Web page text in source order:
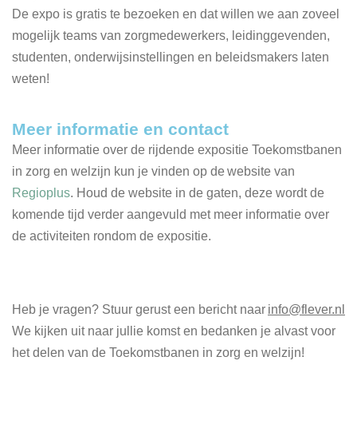
De expo is gratis te bezoeken en dat willen we aan zoveel
mogelijk teams van zorgmedewerkers, leidinggevenden,
studenten, onderwijsinstellingen en beleidsmakers laten
weten!
Meer informatie en contact
Meer informatie over de rijdende expositie Toekomstbanen
in zorg en welzijn kun je vinden op de website van
Regioplus. Houd de website in de gaten, deze wordt de
komende tijd verder aangevuld met meer informatie over
de activiteiten rondom de expositie.
Heb je vragen? Stuur gerust een bericht naar info@flever.nl
We kijken uit naar jullie komst en bedanken je alvast voor
het delen van de Toekomstbanen in zorg en welzijn!